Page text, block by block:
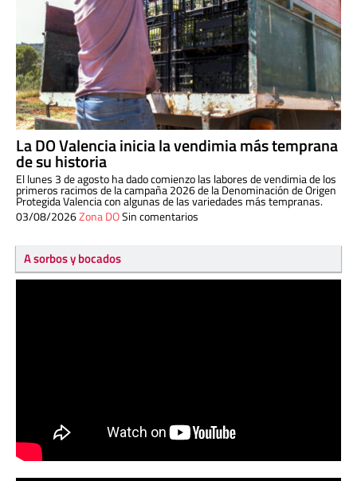
La DO Valencia inicia la vendimia más temprana
de su historia
El lunes 3 de agosto ha dado comienzo las labores de vendimia de los
primeros racimos de la campaña 2026 de la Denominación de Origen
Protegida Valencia con algunas de las variedades más tempranas.
03/08/2026Zona DOSin comentarios
A sorbos y bocados